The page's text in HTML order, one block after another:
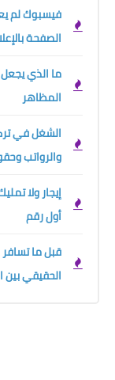
فيسبوك لم
الصفحة
ما الذي
المظاهر
والرواتب
إيجار ولا
أول رقم
الحقيقي بين